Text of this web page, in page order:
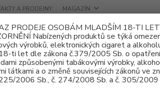
PRODEJE OSOBÁM MLADŠÍM 18-TI
Nabízených produktů se týká
výrobků, elektronických cigaret a
ti let dle zákona č.379/2005 Sb. o
způsobenými tabákovými výrobky,
látkami a o změně souvisejících zákonů ve
2006 Sb., č. 274/2008 Sb. a č. 305/2009
A PRODEJNY MAGAZÍN
Lost Vape Elektronická cigareta Lost